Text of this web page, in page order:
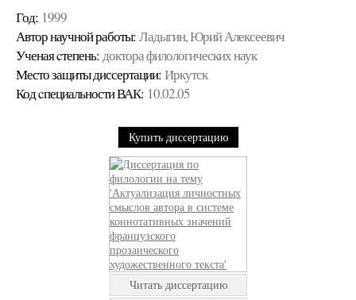
Год: 1999
Автор научной работы: Ладыгин, Юрий Алексеевич
Ученая cтепень: доктора филологических наук
Место защиты диссертации: Иркутск
Код cпециальности ВАК: 10.02.05
Купить диссертацию
Читать диссертацию